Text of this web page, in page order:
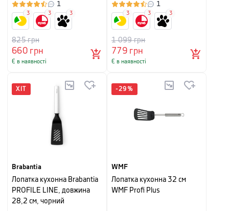
1
660грн
825грн
Є в наявності
3 3 3
1
779грн
1 099грн
Є в наявності
3 3 3
ХІТ
Brabantia
Лопатка кухонна Brabantia
PROFILE LINE, довжина
28,2 см, чорний
-29 %
WMF
Лопатка кухонна 32 см
WMF Profi Plus